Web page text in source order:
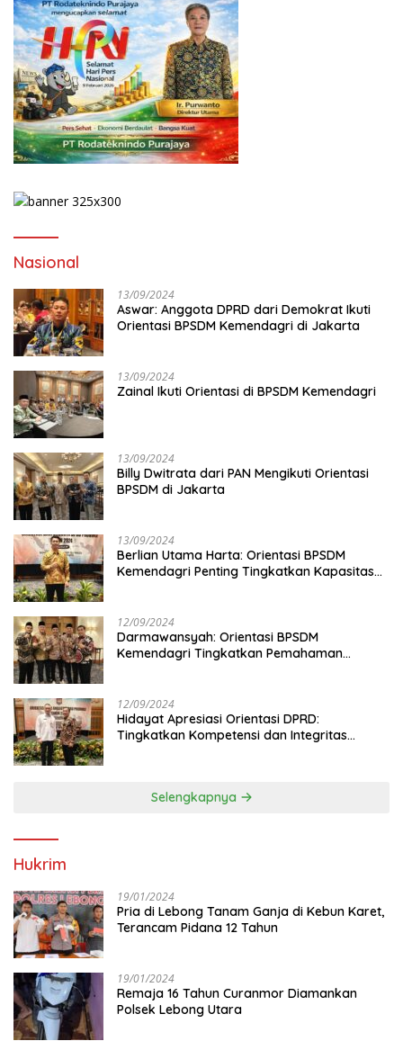
Nasional
13/09/2024
Aswar: Anggota DPRD dari Demokrat Ikuti
Orientasi BPSDM Kemendagri di Jakarta
13/09/2024
Zainal Ikuti Orientasi di BPSDM Kemendagri
13/09/2024
Billy Dwitrata dari PAN Mengikuti Orientasi
BPSDM di Jakarta
13/09/2024
Berlian Utama Harta: Orientasi BPSDM
Kemendagri Penting Tingkatkan Kapasitas
12/09/2024
Darmawansyah: Orientasi BPSDM
Kemendagri Tingkatkan Pemahaman
12/09/2024
Hidayat Apresiasi Orientasi DPRD:
Tingkatkan Kompetensi dan Integritas
Selengkapnya
Hukrim
19/01/2024
Pria di Lebong Tanam Ganja di Kebun Karet,
Terancam Pidana 12 Tahun
19/01/2024
Remaja 16 Tahun Curanmor Diamankan
Polsek Lebong Utara